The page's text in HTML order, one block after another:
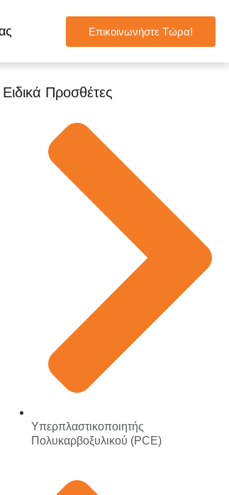
Επικοινωνήστε Τώρα!
Ειδικά Προσθέτες
Υπερπλαστικοποιητής
Πολυκαρβοξυλικού (PCE)